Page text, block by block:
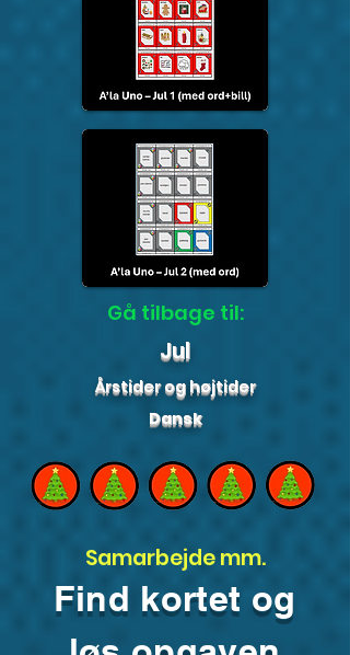
Gå tilbage til:
Jul
Årstider og højtider
Dansk
Samarbejde mm.
Find kortet og